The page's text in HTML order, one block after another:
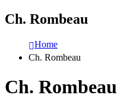
Ch. Rombeau
Home
Ch. Rombeau
Ch. Rombeau